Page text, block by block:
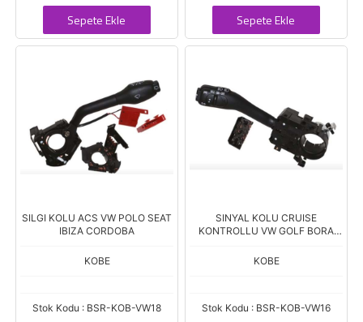
Sepete Ekle Sepete Ekle
SILGI KOLU ACS VW POLO SEAT
IBIZA CORDOBA
KOBE
Stok Kodu : BSR-KOB-VW18
SINYAL KOLU CRUISE
KONTROLLU VW GOLF BORA
KOBE
Stok Kodu : BSR-KOB-VW16